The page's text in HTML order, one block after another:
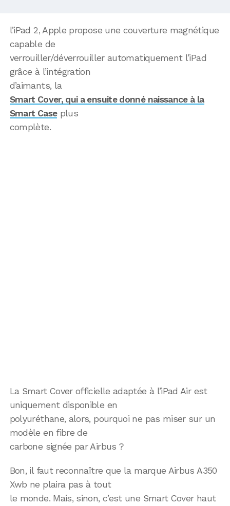
l’iPad 2, Apple propose une couverture magnétique
capable de
verrouiller/déverrouiller automatiquement l’iPad
grâce à l’intégration
d’aimants, la
Smart Cover, qui a ensuite donné naissance à la
Smart Caseplus
complète.
La Smart Cover officielle adaptée à l’iPad Air est
uniquement disponible en
polyuréthane, alors, pourquoi ne pas miser sur un
modèle en fibre de
carbone signée par Airbus ?
Bon, il faut reconnaître que la marque Airbus A350
Xwb ne plaira pas à tout
le monde. Mais, sinon, c’est une Smart Cover haut